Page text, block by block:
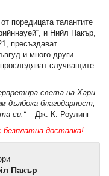
поредицата талантите
и Нийл Пакър,
пресъздават
и много други
случващите
света на Хари
дълбока благодарност,
си.“– Дж. К. Роулинг
безплатна доставка!
Пакър